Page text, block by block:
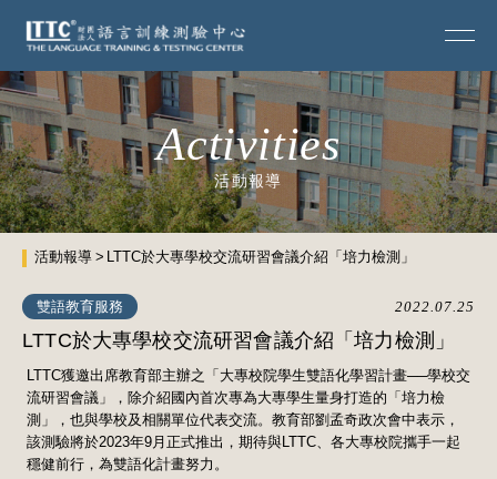
Activities
活動報導
活動報導 LTTC於大專學校交流研習會議介紹「培力檢測」
雙語教育服務 2022.07.25
LTTC於大專學校交流研習會議介紹「培力檢測」
LTTC獲邀出席教育部主辦之「大專校院學生雙語化學習計畫──學校交
流研習會議」，除介紹國內首次專為大專學生量身打造的「培力檢
測」，也與學校及相關單位代表交流。教育部劉孟奇政次會中表示，
該測驗將於2023年9月正式推出，期待與LTTC、各大專校院攜手一起
穩健前行，為雙語化計畫努力。